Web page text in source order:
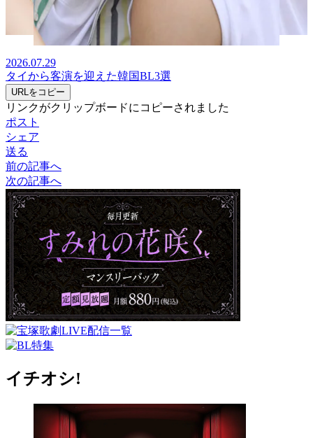
2026.07.29
タイから客演を迎えた韓国BL3選
URLをコピー
リンクがクリップボードにコピーされました
ポスト
シェア
送る
前の記事へ
次の記事へ
イチオシ!